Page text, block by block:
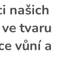
našich
tvaru
vůní a